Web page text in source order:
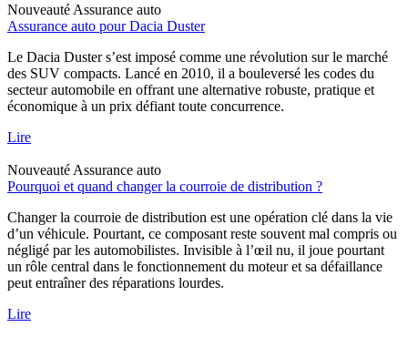
Nouveauté Assurance auto
Assurance auto pour Dacia Duster
Le Dacia Duster s’est imposé comme une révolution sur le marché
des SUV compacts. Lancé en 2010, il a bouleversé les codes du
secteur automobile en offrant une alternative robuste, pratique et
économique à un prix défiant toute concurrence.
Lire
Nouveauté Assurance auto
Pourquoi et quand changer la courroie de distribution ?
Changer la courroie de distribution est une opération clé dans la vie
d’un véhicule. Pourtant, ce composant reste souvent mal compris ou
négligé par les automobilistes. Invisible à l’œil nu, il joue pourtant
un rôle central dans le fonctionnement du moteur et sa défaillance
peut entraîner des réparations lourdes.
Lire